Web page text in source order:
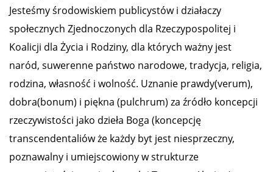
Jesteśmy środowiskiem publicystów i działaczy
społecznych Zjednoczonych dla Rzeczypospolitej i
Koalicji dla Życia i Rodziny, dla których ważny jest
naród, suwerenne państwo narodowe, tradycja, religia,
rodzina, własność i wolność. Uznanie prawdy(verum),
dobra(bonum) i piękna (pulchrum) za źródło koncepcji
rzeczywistości jako dzieła Boga (koncepcję
transcendentaliów że każdy byt jest niesprzeczny,
poznawalny i umiejscowiony w strukturze